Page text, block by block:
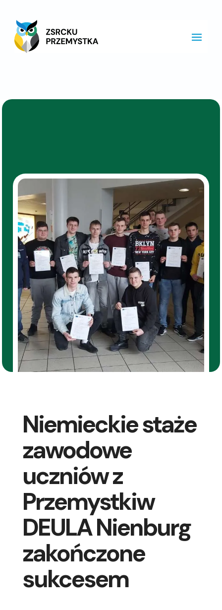
Niemieckie staże
zawodowe
uczniów z
Przemystkiw
DEULA Nienburg
zakończone
sukcesem